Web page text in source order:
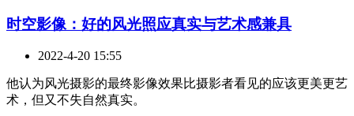
时空影像：好的风光照应真实与艺术感兼具
2022-4-20 15:55
他认为风光摄影的最终影像效果比摄影者看见的应该更美更艺
术，但又不失自然真实。